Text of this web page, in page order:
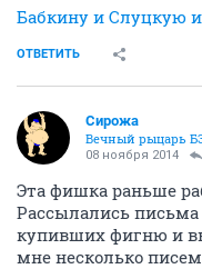
Бабкину и Слуцкую
ОТВЕТИТЬ
Сирожа
Вечный рыцарь
08 ноября 2014
Эта фишка раньше
Рассылались письма
купивших фигню и
мне несколько